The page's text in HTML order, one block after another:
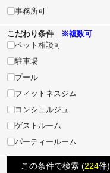
事務所可
こだわり条件
※複数可
ペット相談可
駐車場
プール
フィットネスジム
コンシェルジュ
ゲストルーム
パーティールーム
この条件で検索 (224件)